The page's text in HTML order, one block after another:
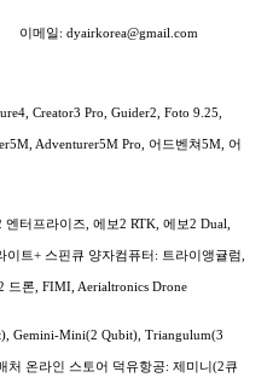
이메일: dyairkorea@gmail.com
Creator3 Pro, Guider2, Foto 9.25,
Adventurer5M Pro, 어드벤쳐5M, 어
터프라이즈, 에보2 RTK, 에보2 Dual,
이트+ 스핀큐 양자컴퓨터: 트라이앵귤럼,
드론, FIMI, Aerialtronics Drone
Gemini-Mini(2 Qubit), Triangulum(3
처 온라인 스토어 덕유항공: 제미니(2큐